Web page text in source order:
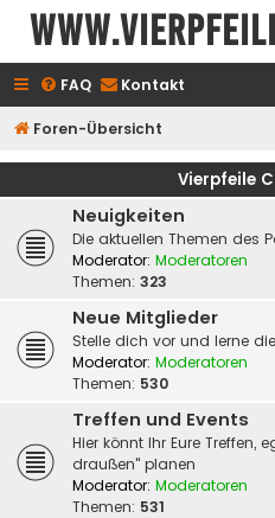
FAQ Kontakt
Foren-Übersicht
Vierpfeile
Neuigkeiten
Die aktuellen Themen des
Moderator: Moderatoren
Themen: 323
Neue Mitglieder
Stelle dich vor und lerne
Moderator: Moderatoren
Themen: 530
Treffen und Events
Hier könnt Ihr Eure Treffen,
draußen" planen
Moderator: Moderatoren
Themen: 531